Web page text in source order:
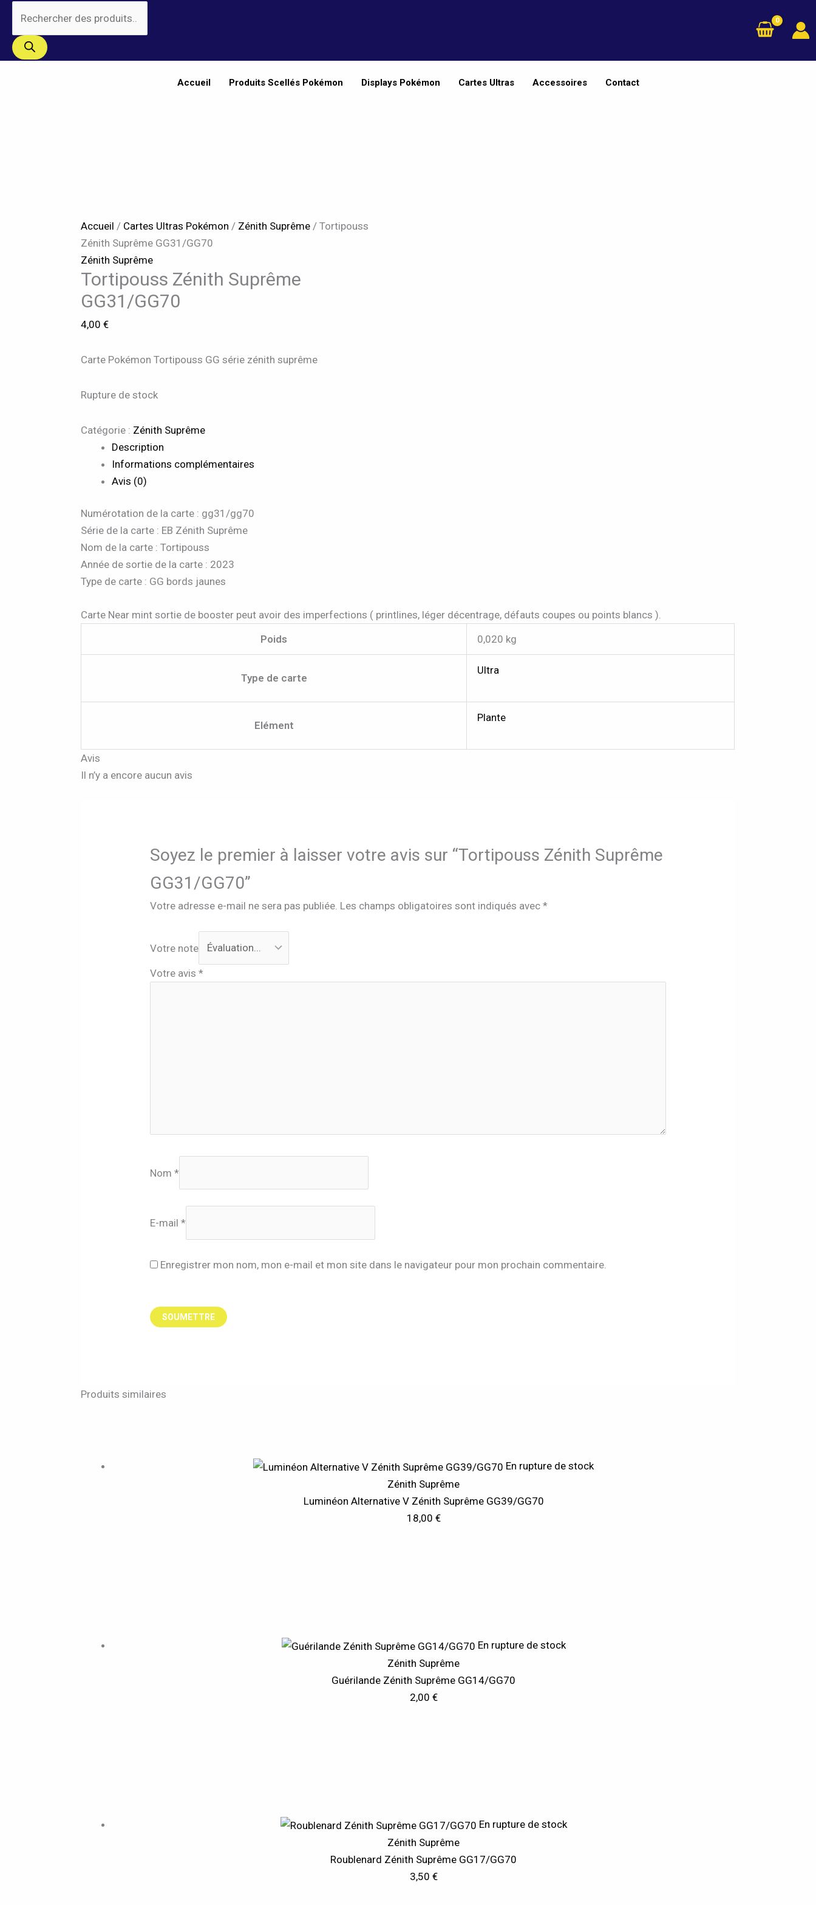
contenu
de
produits
Accueil Produits Scellés Pokémon Displays Pokémon Cartes Ultras Accessoires Contact
Accueil / Cartes Ultras Pokémon / Zénith Suprême / Tortipouss
Zénith Suprême GG31/GG70
Zénith Suprême
Tortipouss Zénith Suprême
GG31/GG70
4,00€
Carte Pokémon Tortipouss GG série zénith suprême
Rupture de stock
Catégorie : Zénith Suprême
Description
Informations complémentaires
Avis (0)
Numérotation de la carte : gg31/gg70
Série de la carte : EB Zénith Suprême
Nom de la carte : Tortipouss
Année de sortie de la carte : 2023
Type de carte : GG bords jaunes
Carte Near mint sortie de booster peut avoir des imperfections ( printlines, léger décentrage, défauts coupes ou points blancs ).
Poids
0,020 kg
Type de carte
Ultra
Elément
Plante
Avis
Il n’y a encore aucun avis
Soyez le premier à laisser votre avis sur “Tortipouss Zénith Suprême
GG31/GG70”
Votre adresse e-mail ne sera pas publiée. Les champs obligatoires sont indiqués avec *
Votre note
Votre avis *
Nom *
E-mail *
Enregistrer mon nom, mon e-mail et mon site dans le navigateur pour mon prochain commentaire.
Produits similaires
En rupture de stock
Zénith Suprême
Luminéon Alternative V Zénith Suprême GG39/GG70
18,00 €
En rupture de stock
Zénith Suprême
Guérilande Zénith Suprême GG14/GG70
2,00 €
En rupture de stock
Zénith Suprême
Roublenard Zénith Suprême GG17/GG70
3,50 €